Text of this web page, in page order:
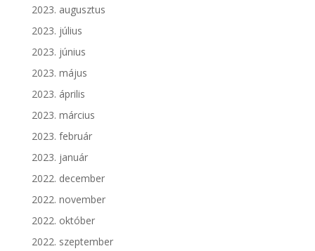
2023. augusztus
2023. július
2023. június
2023. május
2023. április
2023. március
2023. február
2023. január
2022. december
2022. november
2022. október
2022. szeptember